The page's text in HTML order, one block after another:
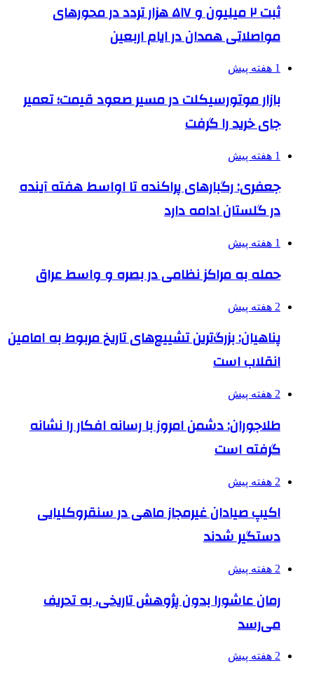
ثبت ۲ میلیون و ۵۱۷ هزار تردد در محورهای
مواصلاتی همدان در ایام اربعین
1 هفته پیش
بازار موتورسیکلت در مسیر صعود قیمت؛ تعمیر
جای خرید را گرفت
1 هفته پیش
جعفری: رگبارهای پراکنده تا اواسط هفته آینده
در گلستان ادامه دارد
1 هفته پیش
حمله به مراکز نظامی در بصره و واسط عراق
2 هفته پیش
پناهیان: بزرگ‌ترین تشییع‌های تاریخ مربوط به امامین
انقلاب است
2 هفته پیش
طلاجوران: دشمن امروز با رسانه افکار را نشانه
گرفته است
2 هفته پیش
اکیپ صیادان غیرمجاز ماهی در سنقروکلیایی
دستگیر شدند
2 هفته پیش
رمان عاشورا بدون پژوهش تاریخی، به تحریف
می‌رسد
2 هفته پیش